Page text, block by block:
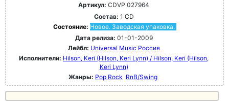
Артикул: CDVP 027964
Состав: 1 CD
Состояние: Новое. Заводская упаковка.
Дата релиза: 01-01-2009
Лейбл: Universal Music Россия
Исполнители: Hilson, Keri (Hilson, Keri Lynn) / Hilson, Keri (Hilson,
Keri Lynn)
Жанры: Pop Rock RnB/Swing